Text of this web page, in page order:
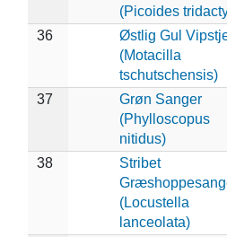
(Picoides
36
Østlig Gul
(Motacilla
tschutschensis)
37
Grøn Sanger
(Phylloscopus
nitidus)
38
Stribet
(Locustella
lanceolata)